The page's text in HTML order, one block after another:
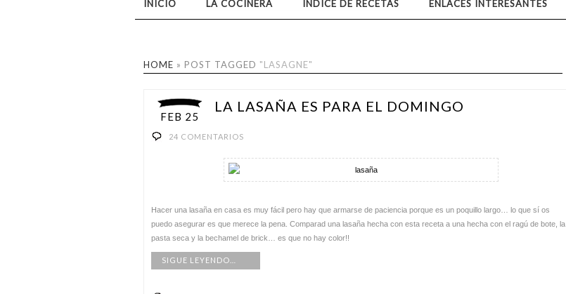
INICIO LA COCINERA INDICE DE RECETAS ENLACES INTERESANTES
HOME » POST TAGGED "LASAGNE"
FEB 25
LA LASAÑA ES PARA EL DOMINGO
24 COMENTARIOS
Hacer una lasaña en casa es muy fácil pero hay que armarse de paciencia porque es un poquillo largo… lo que sí os
puedo asegurar es que merece la pena. Comparad una lasaña hecha con esta receta a una hecha con el ragú de bote, la
pasta seca y la bechamel de brick… es que no hay color!!
SIGUE LEYENDO…